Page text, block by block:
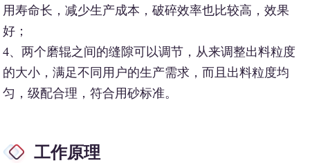
用寿命长，减少生产成本，破碎效率也比较高，效果
好；
4、两个磨辊之间的缝隙可以调节，从来调整出料粒度
的大小，满足不同用户的生产需求，而且出料粒度均
匀，级配合理，符合用砂标准。
工作原理